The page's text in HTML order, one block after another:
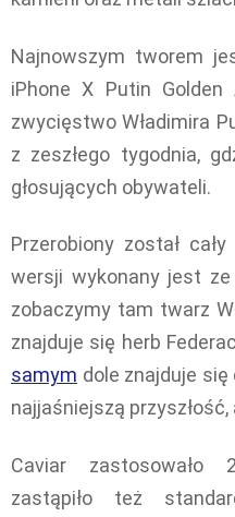
Najnowszym tworem
iPhone X Putin Golden
zwycięstwo Władimira
z zeszłego tygodnia,
głosujących obywateli.
Przerobiony został
wersji wykonany jest ze
zobaczymy tam twarz
znajduje się herb
samym dole znajduje
najjaśniejszą
Caviar zastosowało
zastąpiło też